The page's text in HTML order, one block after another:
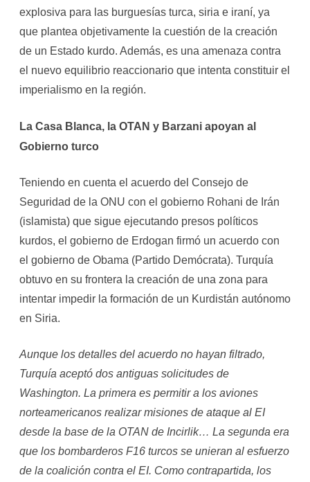
explosiva para las burguesías turca, siria e iraní, ya
que plantea objetivamente la cuestión de la creación
de un Estado kurdo. Además, es una amenaza contra
el nuevo equilibrio reaccionario que intenta constituir el
imperialismo en la región.
La Casa Blanca, la OTAN y Barzani apoyan al
Gobierno turco
Teniendo en cuenta el acuerdo del Consejo de
Seguridad de la ONU con el gobierno Rohani de Irán
(islamista) que sigue ejecutando presos políticos
kurdos, el gobierno de Erdogan firmó un acuerdo con
el gobierno de Obama (Partido Demócrata). Turquía
obtuvo en su frontera la creación de una zona para
intentar impedir la formación de un Kurdistán autónomo
en Siria.
Aunque los detalles del acuerdo no hayan filtrado,
Turquía aceptó dos antiguas solicitudes de
Washington. La primera es permitir a los aviones
norteamericanos realizar misiones de ataque al EI
desde la base de la OTAN de Incirlik… La segunda era
que los bombarderos F16 turcos se unieran al esfuerzo
de la coalición contra el EI. Como contrapartida, los